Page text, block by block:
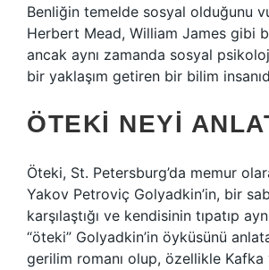
Benliğin temelde sosyal olduğunu
Herbert Mead, William James gibi
ancak aynı zamanda sosyal
bir yaklaşım getiren bir bilim
ÖTEKI NEYI
Öteki, St. Petersburg’da memur
Yakov Petroviç Golyadkin’in, bir
karşılaştığı ve kendisinin tıpatıp
“öteki” Golyadkin’in öyküsünü
gerilim romanı olup, özellikle